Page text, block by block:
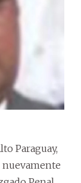
Paraguay,
nuevamente